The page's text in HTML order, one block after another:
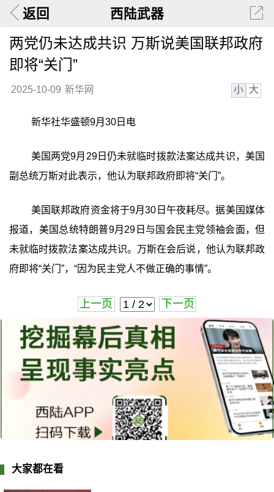
返回 西陆武器
两党仍未达成共识 万斯说美国联邦政府
即将“关门”
2025-10-09 新华网 小 大
新华社华盛顿9月30日电
美国两党9月29日仍未就临时拨款法案达成共识，美国
副总统万斯对此表示，他认为联邦政府即将“关门”。
美国联邦政府资金将于9月30日午夜耗尽。据美国媒体
报道，美国总统特朗普9月29日与国会民主党领袖会面，但
未就临时拨款法案达成共识。万斯在会后说，他认为联邦政
府即将“关门”，“因为民主党人不做正确的事情”。
上一页 下一页
大家都在看